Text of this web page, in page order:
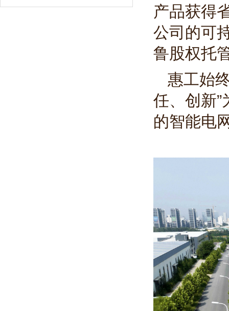
产品获得
公司的可
鲁股权托
惠工始
任、创新
的智能电